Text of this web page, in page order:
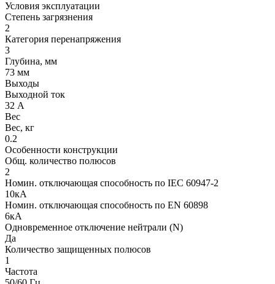
Условия эксплуатации
Степень загрязнения
2
Категория перенапряжения
3
Глубина, мм
73 мм
Выходы
Выходной ток
32 А
Вес
Вес, кг
0.2
Особенности конструкции
Общ. количество полюсов
2
Номин. отключающая способность по IEC 60947-2
10кА
Номин. отключающая способность по EN 60898
6кА
Одновременное отключение нейтрали (N)
Да
Количество защищенных полюсов
1
Частота